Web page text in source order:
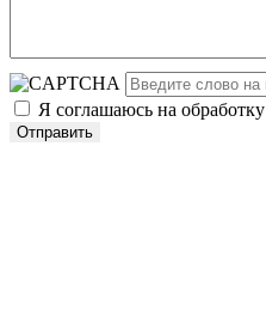
Я соглашаюсь на обработку